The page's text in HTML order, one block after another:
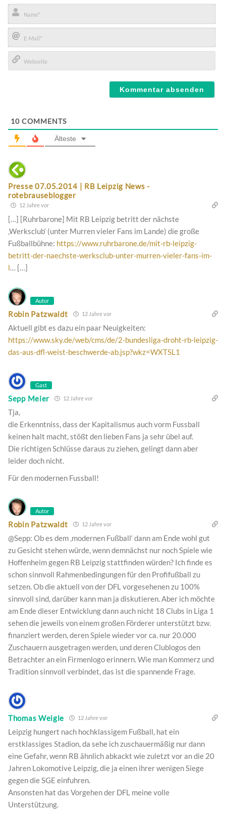
Name*
E-
Mail*
10 COMMENTS
Älteste
Presse 07.05.2014 | RB Leipzig News -
rotebrauseblogger
12 Jahre vor
[…] [Ruhrbarone] Mit RB Leipzig betritt der nächste
‚Werksclub‘ (unter Murren vieler Fans im Lande) die große
Fußballbühne: https://www.ruhrbarone.de/mit-rb-leipzig-
betritt-der-naechste-werksclub-unter-murren-vieler-fans-im-
l… […]
Autor
Robin Patzwaldt 12 Jahre vor
Aktuell gibt es dazu ein paar Neuigkeiten:
https://www.sky.de/web/cms/de/2-bundesliga-droht-rb-leipzig-
das-aus-dfl-weist-beschwerde-ab.jsp?wkz=WXTSL1
Gast
Sepp Meier 12 Jahre vor
Tja,
die Erkenntniss, dass der Kapitalismus auch vorm Fussball
keinen halt macht, stößt den lieben Fans ja sehr übel auf.
Die richtigen Schlüsse daraus zu ziehen, gelingt dann aber
leider doch nicht.
Für den modernen Fussball!
Autor
Robin Patzwaldt 12 Jahre vor
@Sepp: Ob es dem ‚modernen Fußball‘ dann am Ende wohl gut
zu Gesicht stehen würde, wenn demnächst nur noch Spiele wie
Hoffenheim gegen RB Leipzig stattfinden würden? Ich finde es
schon sinnvoll Rahmenbedingungen für den Profifußball zu
setzen. Ob die aktuell von der DFL vorgesehenen zu 100%
sinnvoll sind, darüber kann man ja diskutieren. Aber ich möchte
am Ende dieser Entwicklung dann auch nicht 18 Clubs in Liga 1
sehen die jeweils von einem großen Förderer unterstützt bzw.
finanziert werden, deren Spiele wieder vor ca. nur 20.000
Zuschauern ausgetragen werden, und deren Clublogos den
Betrachter an ein Firmenlogo erinnern. Wie man Kommerz und
Tradition sinnvoll verbindet, das ist die spannende Frage.
Thomas Weigle 12 Jahre vor
Leipzig hungert nach hochklassigem Fußball, hat ein
erstklassiges Stadion, da sehe ich zuschauermäßig nur dann
eine Gefahr, wenn RB ähnlich abkackt wie zuletzt vor an die 20
Jahren Lokomotive Leipzig, die ja einen ihrer wenigen Siege
gegen die SGE einfuhren.
Ansonsten hat das Vorgehen der DFL meine volle
Unterstützung.